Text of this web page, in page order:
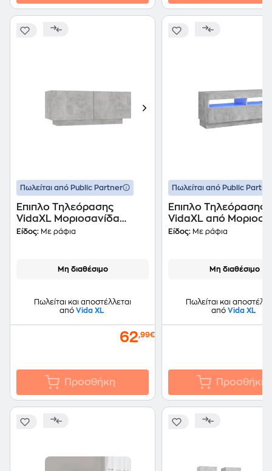
Πωλείται από Public Partner
Έπιπλο Τηλεόρασης
VidaXL Μοριοσανίδα
100x35x40cm - Γκρι
Είδος: Με ράφια
Μη διαθέσιμο
Πωλείται και αποστέλλεται
από Vida XL
62,99€
Προσθήκη
Πωλείται από Public
Έπιπλο Τηλεόρασης
VidaXL από
100x35x40cm - Γκρι
Είδος: Με ράφια
Μη διαθέσιμο
Πωλείται και
από Vida XL
Προσθήκη